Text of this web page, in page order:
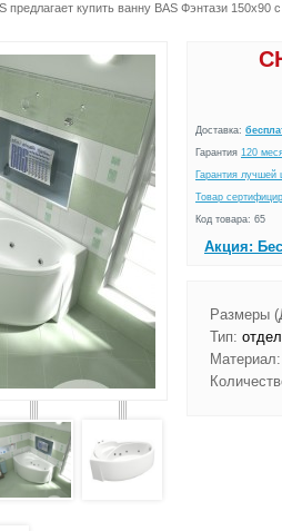
предлагает купить ванну BAS Фэнтази
Доставка:
Гарантия 120
Гарантия лучшей
Товар
Код товара: 65
Акция:
Размеры
Тип:
Материал: